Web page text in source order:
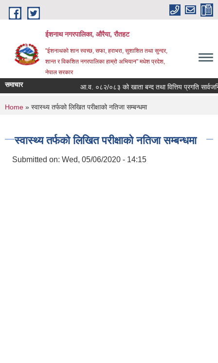
Skip to main content
ईशनाथ नगरपालिका, औरैया, रौतहट
"ईशनाथको शान स्वच्छ, सफा, हराभरा, सुशाशित तथा सुन्दर,
शान्त र विकशित नगरपालिका हाम्रो अभियान" मधेश प्रदेश,
नेपाल सरकार
समाचार आ.व. ०८२/०८३ को खाता बन्द तथा वित्तिय प्रगति
You are here
Home » स्वास्थ्य तर्फको लिखित परीक्षाको नतिजा सम्बन्धमा
स्वास्थ्य तर्फको लिखित परीक्षाको नतिजा सम्बन्धमा
Submitted on: Wed, 05/06/2020 - 14:15